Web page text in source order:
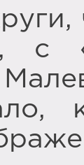
с